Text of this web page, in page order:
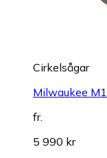
Cirkelsågar
Milwaukee
fr.
5 990 kr